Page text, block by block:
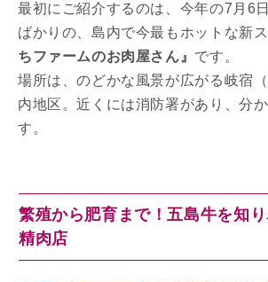
最初にご紹介するのは、今年の7月6
ばかりの、島内で今最もホットな新
ちファームのお肉屋さん』 です。
場所は、のどかな風景が広がる岐宿
内地区。近くには消防署があり、分
す。
繁殖から肥育まで！五島牛を知
精肉店